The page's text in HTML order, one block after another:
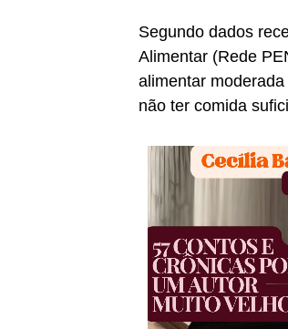
Segundo dados
Alimentar (Rede
alimentar
não ter comida